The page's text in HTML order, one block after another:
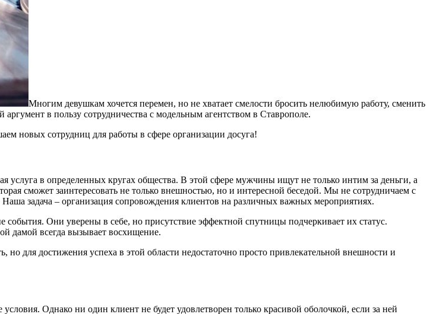
Многим девушкам хочется перемен, но не хватает смелости бросить нелюбимую работу, сменить
в пользу сотрудничества с модельным агентством в Ставрополе.
новых сотрудниц для работы в сфере организации досуга!
услуга в определенных кругах общества. В этой сфере мужчины ищут не только интим за деньги, а
сможет заинтересовать не только внешностью, но и интересной беседой. Мы не сотрудничаем с
задача – организация сопровождения клиентов на различных важных мероприятиях.
Они уверены в себе, но присутствие эффектной спутницы подчеркивает их статус.
дамой всегда вызывает восхищение.
для достижения успеха в этой области недостаточно просто привлекательной внешности и
Однако ни один клиент не будет удовлетворен только красивой оболочкой, если за ней